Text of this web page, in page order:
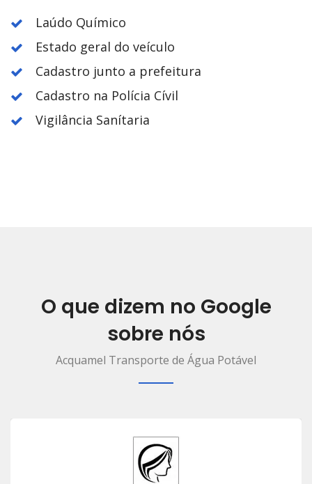
Laúdo Químico
Estado geral do veículo
Cadastro junto a prefeitura
Cadastro na Polícia Cívil
Vigilância Sanítaria
O que dizem no Google
sobre nós
Acquamel Transporte de Água Potável